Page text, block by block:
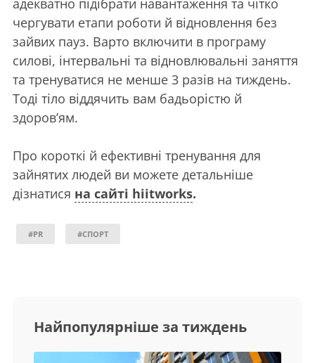
чергувати етапи роботи й відновлення без
зайвих пауз. Варто включити в програму
силові, інтервальні та відновлювальні заняття
та тренуватися не менше 3 разів на тиждень.
Тоді тіло віддячить вам бадьорістю й
здоров’ям.
Про короткі й ефективні тренування для
зайнятих людей ви можете детальніше
дізнатися на сайті hiitworks.
#PR #СПОРТ
Найпопулярніше за тиждень